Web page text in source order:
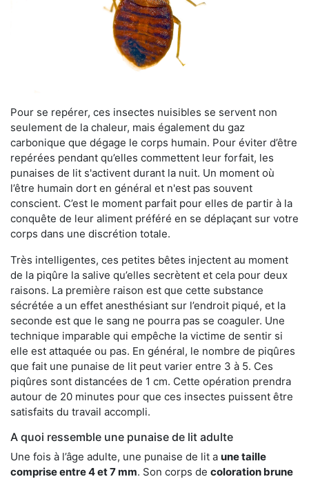
Pour se repérer, ces insectes nuisibles se servent non
seulement de la chaleur, mais également du gaz
carbonique que dégage le corps humain. Pour éviter d’être
repérées pendant qu’elles commettent leur forfait, les
punaises de lit s'activent durant la nuit. Un moment où
l’être humain dort en général et n'est pas souvent
conscient. C’est le moment parfait pour elles de partir à la
conquête de leur aliment préféré en se déplaçant sur votre
corps dans une discrétion totale.
Très intelligentes, ces petites bêtes injectent au moment
de la piqûre la salive qu’elles secrètent et cela pour deux
raisons. La première raison est que cette substance
sécrétée a un effet anesthésiant sur l’endroit piqué, et la
seconde est que le sang ne pourra pas se coaguler. Une
technique imparable qui empêche la victime de sentir si
elle est attaquée ou pas. En général, le nombre de piqûres
que fait une punaise de lit peut varier entre 3 à 5. Ces
piqûres sont distancées de 1 cm. Cette opération prendra
autour de 20 minutes pour que ces insectes puissent être
satisfaits du travail accompli.
A quoi ressemble une punaise de lit adulte
Une fois à l’âge adulte, une punaise de lit a une taille
comprise entre 4 et 7 mm. Son corps de coloration brune